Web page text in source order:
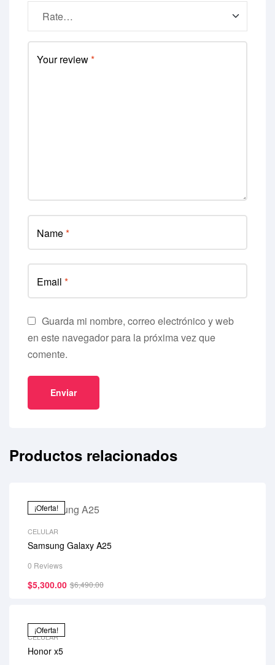
Your review*
Name*
Email *
Guarda mi nombre, correo electrónico y web
en este navegador para la próxima vez que
comente.
Productos relacionados
¡Oferta!
CELULAR
Samsung Galaxy A25
0 Reviews
$6,490.00
$5,300.00
¡Oferta!
CELULAR
Honor x5